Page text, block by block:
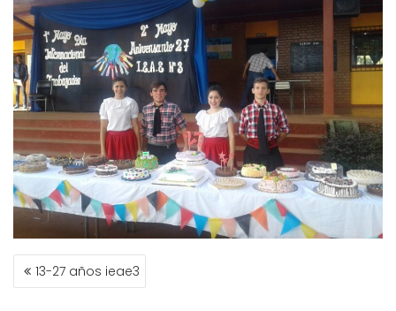
NAVEGACIÓN
DE13-27 años ieae3